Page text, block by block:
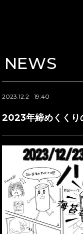
NEWS
2023.12.2 19:40
2023年締めくくり